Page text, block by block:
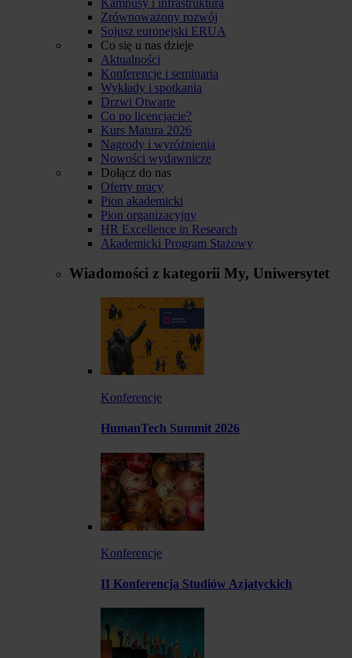
Zrównoważony rozwój
Sojusz europejski ERUA
Co się u nas dzieje
Aktualności
Konferencje i seminaria
Wykłady i spotkania
Drzwi Otwarte
Co po licencjacie?
Kurs Matura 2026
Nagrody i wyróżnienia
Nowości wydawnicze
Dołącz do nas
Oferty pracy
Pion akademicki
Pion organizacyjny
HR Excellence in Research
Akademicki Program Stażowy
Wiadomości z kategorii My, Uniwersytet
Konferencje
HumanTech Summit 2026
Konferencje
II Konferencja Studiów Azjatyckich